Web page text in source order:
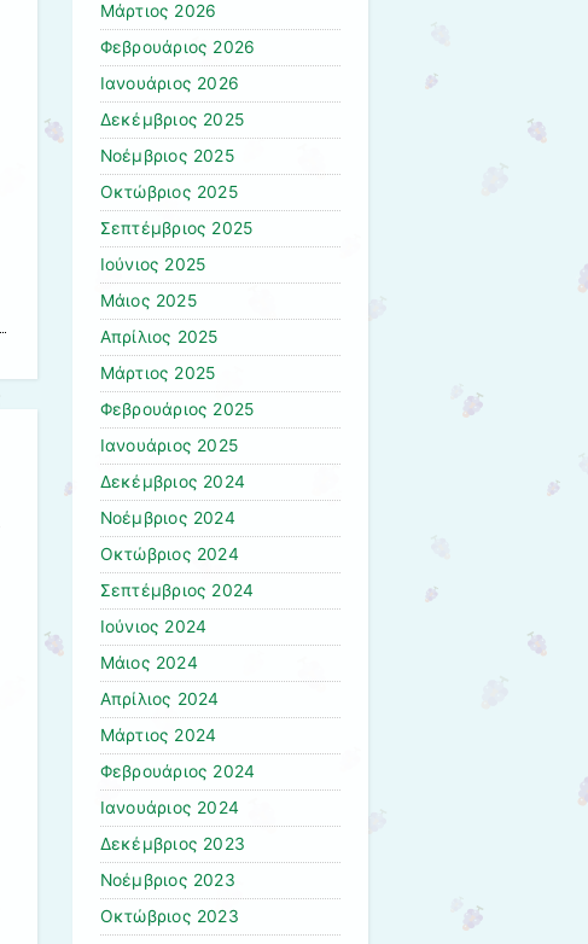
Μάρτιος 2026
Φεβρουάριος 2026
Ιανουάριος 2026
Δεκέμβριος 2025
Νοέμβριος 2025
Οκτώβριος 2025
Σεπτέμβριος 2025
Ιούνιος 2025
Μάιος 2025
Απρίλιος 2025
Μάρτιος 2025
Φεβρουάριος 2025
Ιανουάριος 2025
Δεκέμβριος 2024
Νοέμβριος 2024
Οκτώβριος 2024
Σεπτέμβριος 2024
Ιούνιος 2024
Μάιος 2024
Απρίλιος 2024
Μάρτιος 2024
Φεβρουάριος 2024
Ιανουάριος 2024
Δεκέμβριος 2023
Νοέμβριος 2023
Οκτώβριος 2023